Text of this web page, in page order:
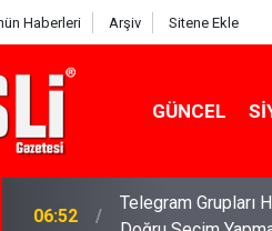
Haberleri Arşiv Sitene Ekle
GÜNCEL
04:43 İş Davaları: